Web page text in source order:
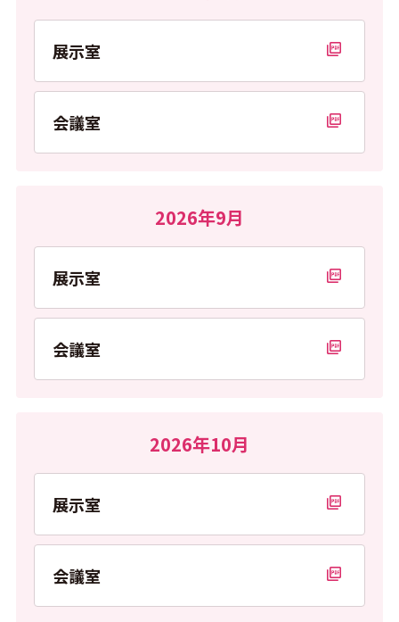
展示室
PDFを開く
会議室
PDFを開く
2026年9月
展示室
PDFを開く
会議室
PDFを開く
2026年10月
展示室
PDFを開く
会議室
PDFを開く